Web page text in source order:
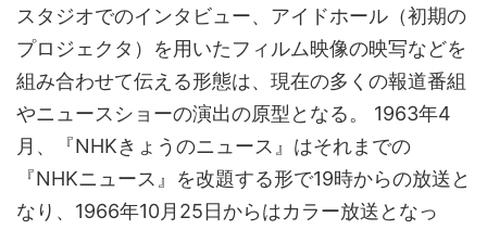
スタジオでのインタビュー、アイドホール（初期の
プロジェクタ）を用いたフィルム映像の映写などを
組み合わせて伝える形態は、現在の多くの報道番組
やニュースショーの演出の原型となる。 1963年4
月、『NHKきょうのニュース』はそれまでの
『NHKニュース』を改題する形で19時からの放送と
なり、1966年10月25日からはカラー放送となっ